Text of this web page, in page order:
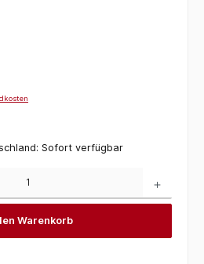
Sofort verfügbar
Warenkorb